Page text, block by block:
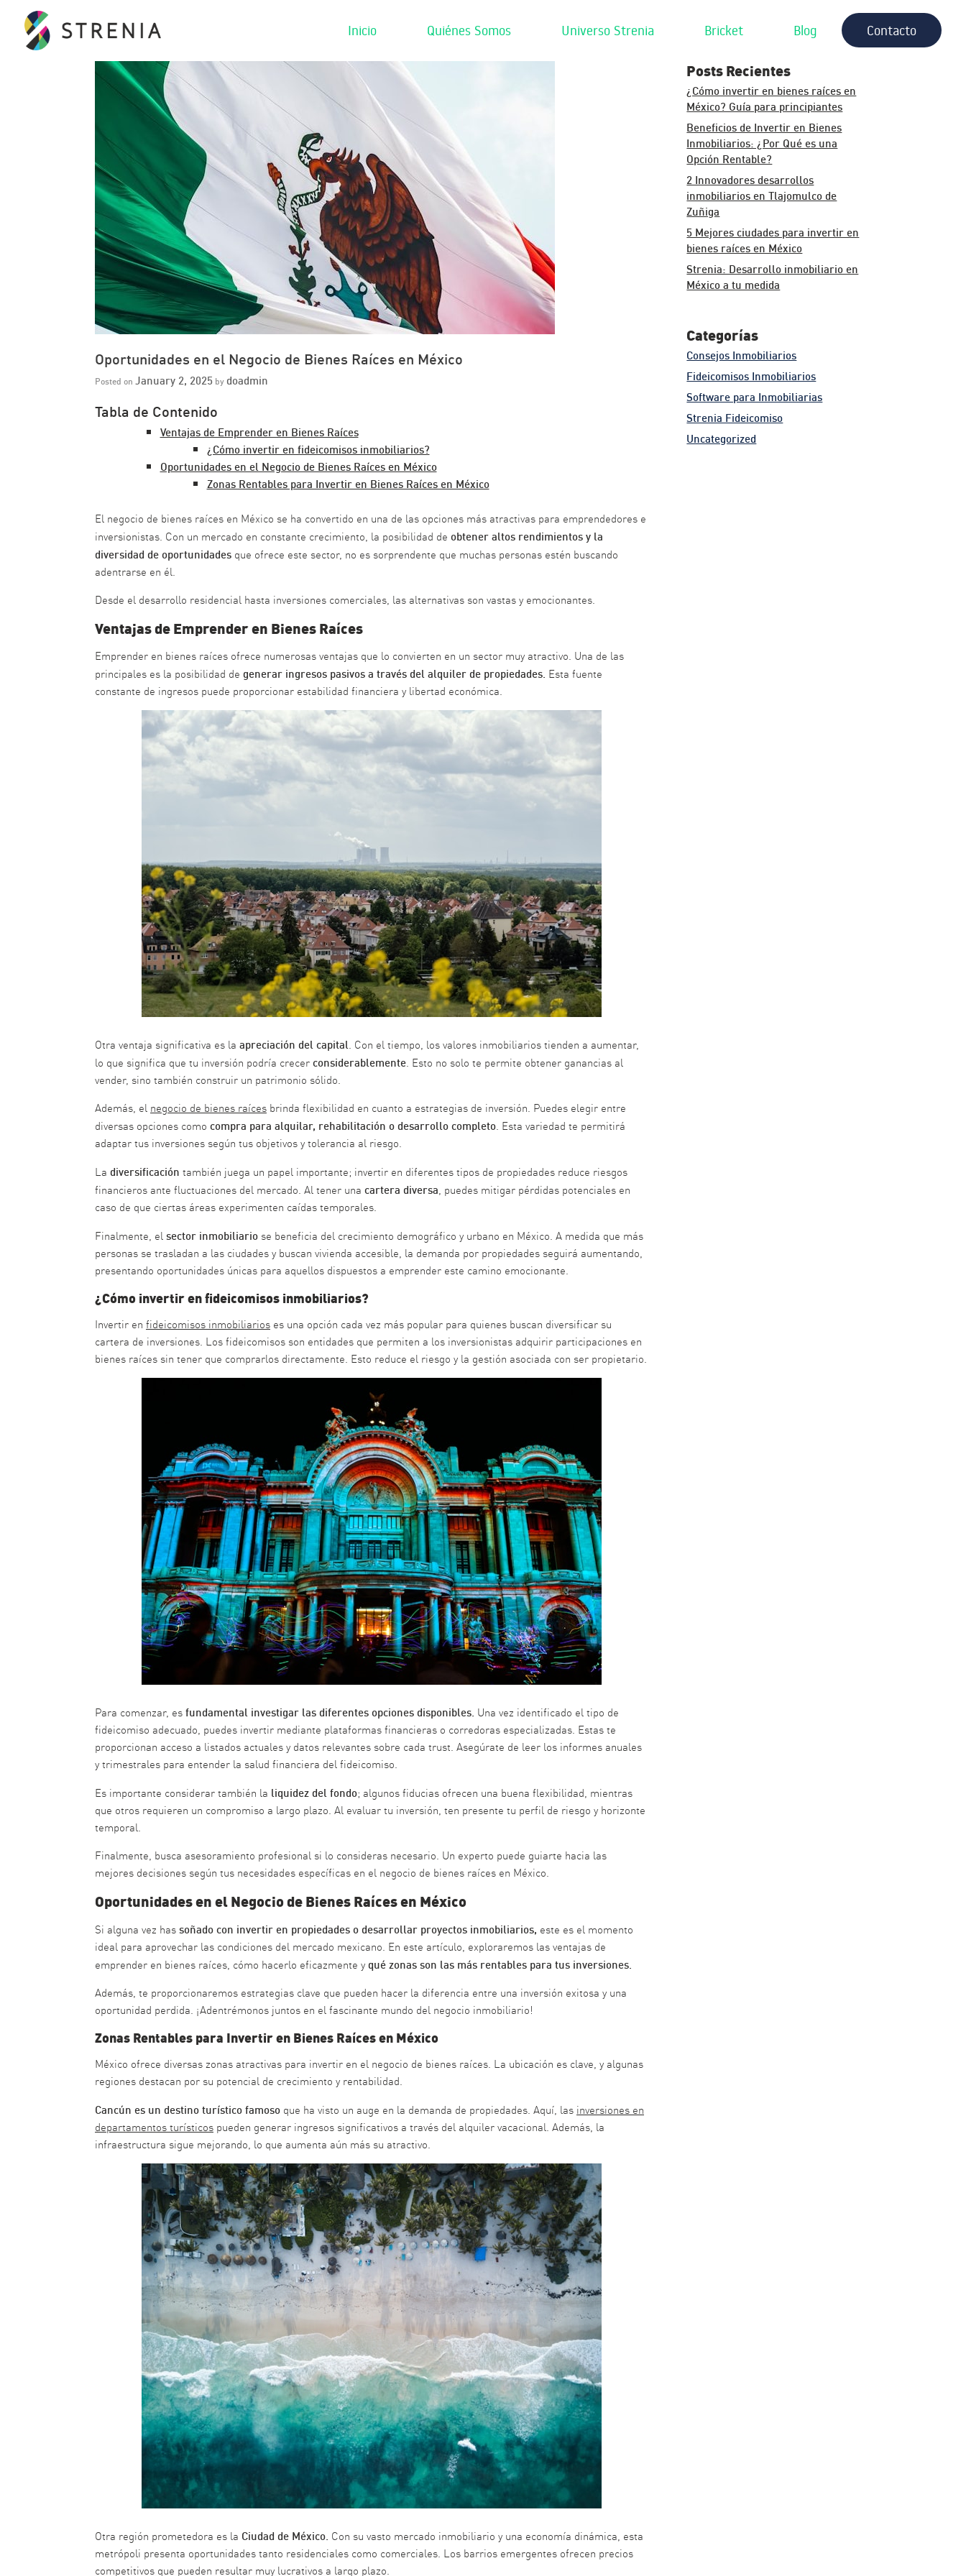
Inicio Quiénes Somos Universo Strenia Bricket Blog Contacto
Oportunidades en el Negocio de Bienes Raíces en México
Posted on January 2, 2025 by doadmin
Tabla de Contenido
Ventajas de Emprender en Bienes Raíces
¿Cómo invertir en fideicomisos inmobiliarios?
Oportunidades en el Negocio de Bienes Raíces en México
Zonas Rentables para Invertir en Bienes Raíces en México
El negocio de bienes raíces en México se ha convertido en una de las opciones más atractivas para emprendedores e
inversionistas. Con un mercado en constante crecimiento, la posibilidad de obtener altos rendimientos y la
diversidad de oportunidades que ofrece este sector, no es sorprendente que muchas personas estén buscando
adentrarse en él.
Desde el desarrollo residencial hasta inversiones comerciales, las alternativas son vastas y emocionantes.
Ventajas de Emprender en Bienes Raíces
Emprender en bienes raíces ofrece numerosas ventajas que lo convierten en un sector muy atractivo. Una de las
principales es la posibilidad de generar ingresos pasivos a través del alquiler de propiedades. Esta fuente
constante de ingresos puede proporcionar estabilidad financiera y libertad económica.
Otra ventaja significativa es la apreciación del capital . Con el tiempo, los valores inmobiliarios tienden a aumentar,
lo que significa que tu inversión podría crecerconsiderablemente . Esto no solo te permite obtener ganancias al
vender, sino también construir un patrimonio sólido.
Además, el negocio de bienes raíces brinda flexibilidad en cuanto a estrategias de inversión. Puedes elegir entre
diversas opciones como compra para alquilar, rehabilitación o desarrollo completo . Esta variedad te permitirá
adaptar tus inversiones según tus objetivos y tolerancia al riesgo.
La diversificación también juega un papel importante; invertir en diferentes tipos de propiedades reduce riesgos
financieros ante fluctuaciones del mercado. Al tener una cartera diversa , puedes mitigar pérdidas potenciales en
caso de que ciertas áreas experimenten caídas temporales.
Finalmente, el sector inmobiliario se beneficia del crecimiento demográfico y urbano en México. A medida que más
personas se trasladan a las ciudades y buscan vivienda accesible, la demanda por propiedades seguirá aumentando,
presentando oportunidades únicas para aquellos dispuestos a emprender este camino emocionante.
¿Cómo invertir en fideicomisos inmobiliarios?
Invertir en fideicomisos inmobiliarios es una opción cada vez más popular para quienes buscan diversificar su
cartera de inversiones. Los fideicomisos son entidades que permiten a los inversionistas adquirir participaciones en
bienes raíces sin tener que comprarlos directamente. Esto reduce el riesgo y la gestión asociada con ser propietario.
Para comenzar, esfundamental investigar las diferentes opciones disponibles. Una vez identificado el tipo de
fideicomiso adecuado, puedes invertir mediante plataformas financieras o corredoras especializadas. Estas te
proporcionan acceso a listados actuales y datos relevantes sobre cada trust. Asegúrate de leer los informes anuales
y trimestrales para entender la salud financiera del fideicomiso.
Es importante considerar también la liquidez del fondo; algunos fiducias ofrecen una buena flexibilidad, mientras
que otros requieren un compromiso a largo plazo. Al evaluar tu inversión, ten presente tu perfil de riesgo y horizonte
temporal.
Finalmente, busca asesoramiento profesional si lo consideras necesario. Un experto puede guiarte hacia las
mejores decisiones según tus necesidades específicas en el negocio de bienes raíces en México.
Oportunidades en el Negocio de Bienes Raíces en México
Si alguna vez has soñado con invertir en propiedades o desarrollar proyectos inmobiliarios, este es el momento
ideal para aprovechar las condiciones del mercado mexicano. En este artículo, exploraremos las ventajas de
emprender en bienes raíces, cómo hacerlo eficazmente yqué zonas son las más rentables para tus inversiones.
Además, te proporcionaremos estrategias clave que pueden hacer la diferencia entre una inversión exitosa y una
oportunidad perdida. ¡Adentrémonos juntos en el fascinante mundo del negocio inmobiliario!
Zonas Rentables para Invertir en Bienes Raíces en México
México ofrece diversas zonas atractivas para invertir en el negocio de bienes raíces. La ubicación es clave, y algunas
regiones destacan por su potencial de crecimiento y rentabilidad.
Cancún es un destino turístico famoso que ha visto un auge en la demanda de propiedades. Aquí, las inversiones en
departamentos turísticos pueden generar ingresos significativos a través del alquiler vacacional. Además, la
infraestructura sigue mejorando, lo que aumenta aún más su atractivo.
Otra región prometedora es la Ciudad de México. Con su vasto mercado inmobiliario y una economía dinámica, esta
metrópoli presenta oportunidades tanto residenciales como comerciales. Los barrios emergentes ofrecen precios
competitivos que pueden resultar muy lucrativos a largo plazo.
Posts Recientes
¿Cómo invertir en bienes raíces en
México? Guía para principiantes
Beneficios de Invertir en Bienes
Inmobiliarios: ¿Por Qué es una
Opción Rentable?
2 Innovadores desarrollos
inmobiliarios en Tlajomulco de
Zuñiga
5 Mejores ciudades para invertir en
bienes raíces en México
Strenia: Desarrollo inmobiliario en
México a tu medida
Categorías
Consejos Inmobiliarios
Fideicomisos Inmobiliarios
Software para Inmobiliarias
Strenia Fideicomiso
Uncategorized